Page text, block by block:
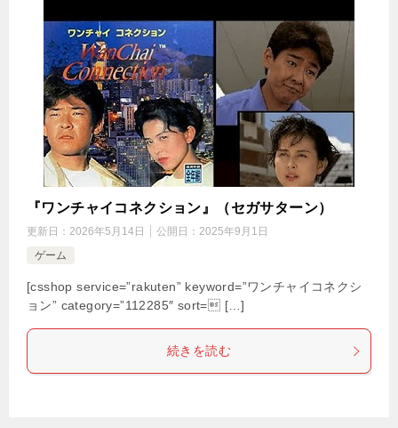
『ワンチャイコネクション』（セガサターン）
更新日： 2026年5月14日 公開日： 2025年9月1日
ゲーム
[csshop service=”rakuten” keyword=”ワンチャイコネクシ
ョン” category=”112285″ sort= […]
続きを読む